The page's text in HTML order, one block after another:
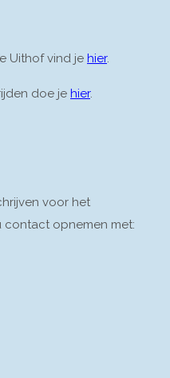
Uithof vind je hier.
doe je hier.
voor het
contact opnemen met: